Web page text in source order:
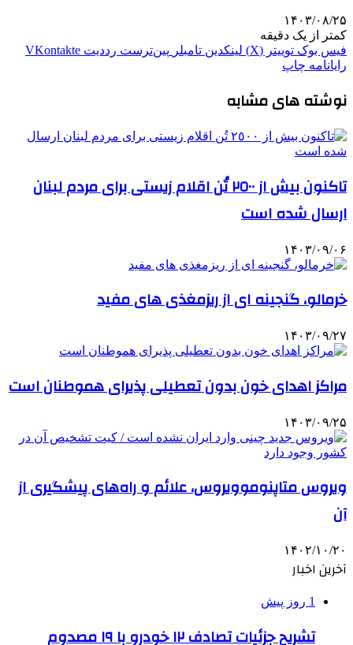
۱۴۰۳/۰۸/۲۵
کمتر از یک دقیقه
فیس بوک توییتر (X) لینکدین ‫تامبلر ‫پین‌ترست ‫رددیت ‫VKontakte
رایانامه چاپ
نوشته های مشابه
تاکنون بیش از ٢٥٠٠ تُن اقلام زیستی برای مردم لبنان
ارسال شده است
۱۴۰۳/۰۹/۰۶
خرمالو، گنجینه ای از ریزمغذی های مفید
۱۴۰۳/۰۹/۲۷
مراکز اهدای خون بدون تعطیلی پذیرای هموطنان است
۱۴۰۳/۰۹/۲۵
ویروس متاپنوموویروس، علائم و راه‌های پیشگیری از
آن
۱۴۰۲/۱۰/۲۰
آخرین اخبار
1 روز پیش
تشریح جزئیات تصادف ۱۲ خودرو با ۱۹ مصدوم